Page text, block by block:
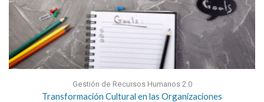
Gestión de Recursos Humanos 2.0
Transformación Cultural en las Organizaciones